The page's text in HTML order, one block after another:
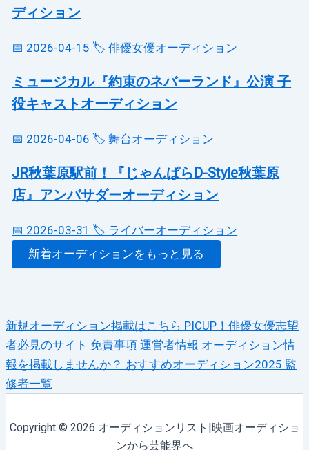
ディション
📅 2026-04-15 🏷️ 俳優女優オーディション
ミュージカル『約束のネバーランド』公演 子
役キャストオーディション
📅 2026-04-06 🏷️ 舞台オーディション
JR秋葉原駅前！『じゃんぱらD-Style秋葉原
店』アンバサダーオーディション
📅 2026-03-31 🏷️ ライバーオーディション
新着オーディションをもっと見る
新規オーディション掲載はこちら PICUP！俳優女優志望
者必見のサイト 免責事項 運営者情報 オーディション情
報を掲載しませんか？ おすすめオーディション2025 監
修者一覧
Copyright © 2026 オーディションリスト|映画オーディショ
ンから芸能界へ